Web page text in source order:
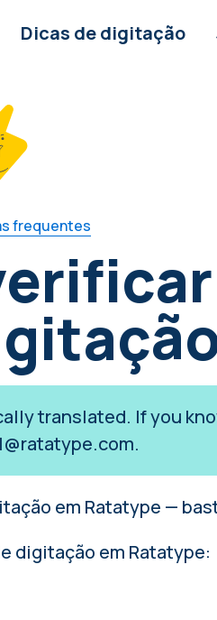
Dicas de digitação
frequentes
translated. If you
.
em Ratatype —
digitação em Ratatype: